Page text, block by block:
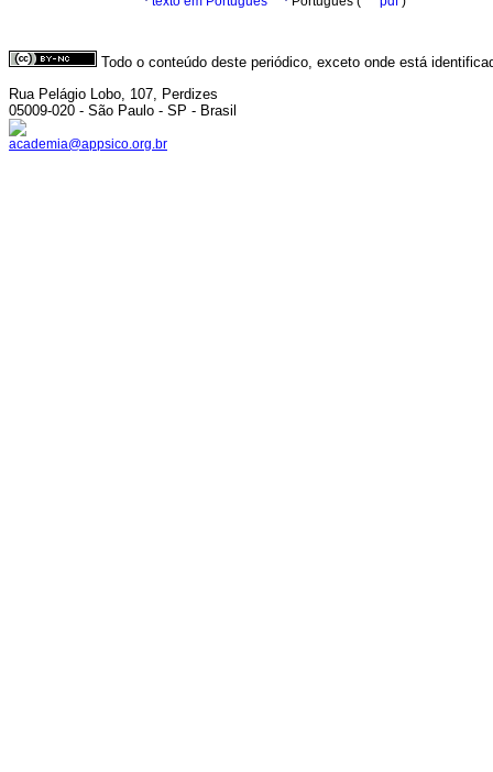
Todo o conteúdo deste periódico, exceto onde está
Rua Pelágio Lobo, 107, Perdizes
05009-020 - São Paulo - SP - Brasil
academia@appsico.org.br